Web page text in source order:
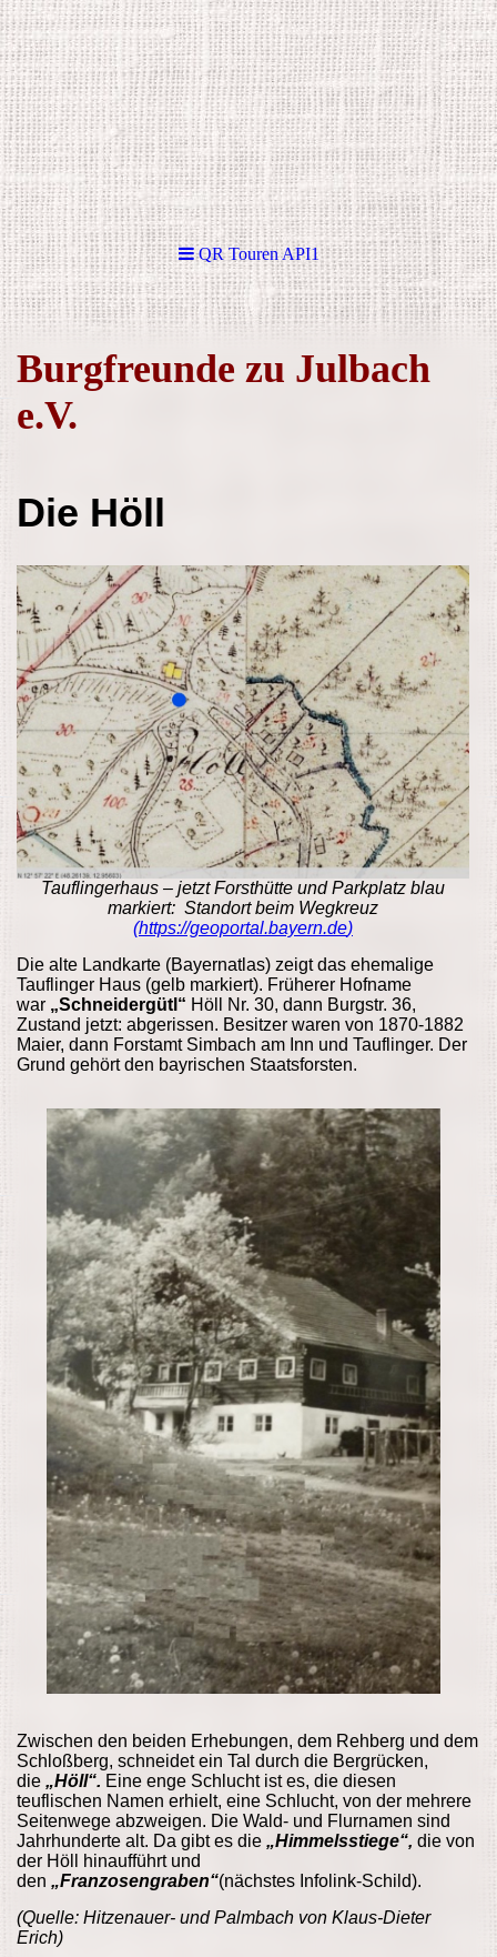
QR Touren API1
Burgfreunde zu Julbach
e.V.
Die Höll
Tauflingerhaus – jetzt Forsthütte und Parkplatz blau
markiert: Standort beim Wegkreuz
(https://geoportal.bayern.de)
Die alte Landkarte (Bayernatlas) zeigt das ehemalige
Tauflinger Haus (gelb markiert). Früherer Hofname
war „Schneidergütl“ Höll Nr. 30, dann Burgstr. 36,
Zustand jetzt: abgerissen. Besitzer waren von 1870-1882
Maier, dann Forstamt Simbach am Inn und Tauflinger. Der
Grund gehört den bayrischen Staatsforsten.
Zwischen den beiden Erhebungen, dem Rehberg und dem
Schloßberg, schneidet ein Tal durch die Bergrücken,
die „Höll“. Eine enge Schlucht ist es, die diesen
teuflischen Namen erhielt, eine Schlucht, von der mehrere
Seitenwege abzweigen. Die Wald- und Flurnamen sind
Jahrhunderte alt. Da gibt es die „Himmelsstiege“, die von
der Höll hinaufführt und
den „Franzosengraben“(nächstes Infolink-Schild).
(Quelle: Hitzenauer- und Palmbach von Klaus-Dieter
Erich)